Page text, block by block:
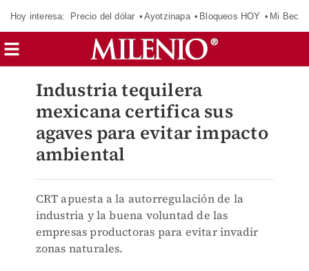
Hoy interesa: Precio del dólar Ayotzinapa Bloqueos HOY Mi Beca
Industria tequilera
mexicana certifica sus
agaves para evitar impacto
ambiental
CRT apuesta a la autorregulación de la
industria y la buena voluntad de las
empresas productoras para evitar invadir
zonas naturales.